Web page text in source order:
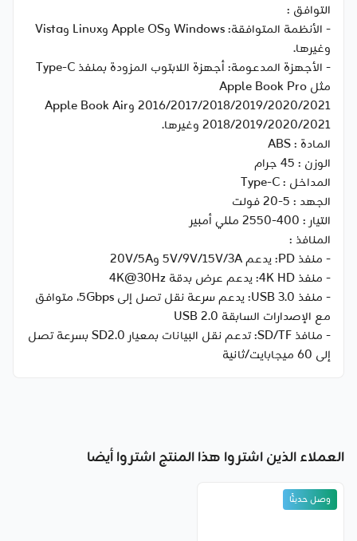
التوافق :
- الأنظمة المتوافقة: Windows وApple OS وLinux وVista
وغيرها.
- الأجهزة المدعومة: أجهزة اللابتوب المزودة بمنفذ Type-C
مثل Apple Book Pro
2016/2017/2018/2019/2020/2021 وApple Book Air
2018/2019/2020/2021 وغيرها.
المادة :ABS
الوزن : 45 جرام
المداخل :Type-C
الجهد : 5-20 فولت
التيار : 400-2550 مللي أمبير
المنافذ :
- منفذ PD: يدعم 5V/9V/15V/3A و20V/5A
- منفذ 4K HD: يدعم عرض بدقة 4K@30Hz
- منفذ USB 3.0: يدعم سرعة نقل تصل إلى 5Gbps، متوافق
مع الإصدارات السابقة USB 2.0
- منافذ SD/TF: تدعم نقل البيانات بمعيار SD2.0 بسرعة تصل
إلى 60 ميجابايت/ثانية
العملاء الذين اشتروا هذا المنتج اشتروا أيضا
وصل حديثًا